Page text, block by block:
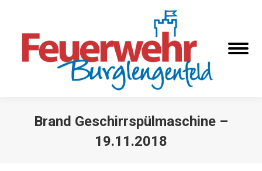
Brand Geschirrspülmaschine –
19.11.2018